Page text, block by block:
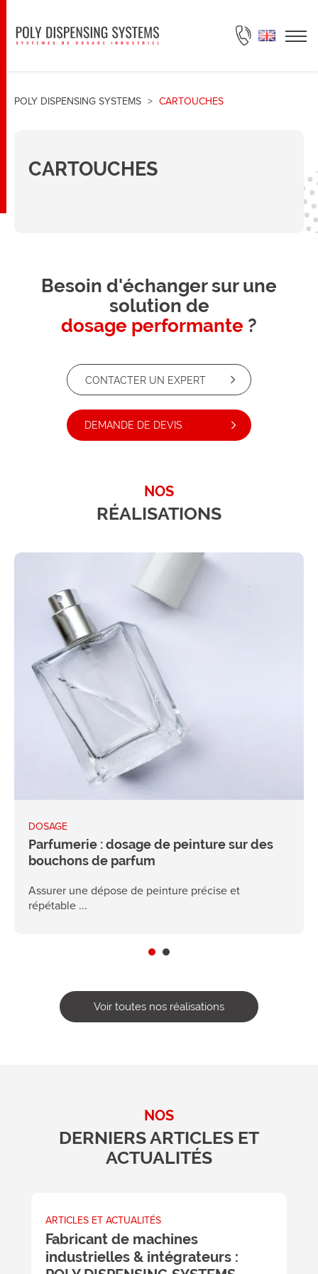
POLY DISPENSING SYSTEMS > CARTOUCHES
CARTOUCHES
Besoin d'échanger sur une
solution de
dosage performante ?
CONTACTER UN EXPERT
DEMANDE DE DEVIS
NOS
RÉALISATIONS
DOSAGE
Parfumerie : dosage de peinture sur des
bouchons de parfum
Assurer une dépose de peinture précise et
répétable ...
Voir toutes nos réalisations
NOS
DERNIERS ARTICLES ET
ACTUALITÉS
ARTICLES ET ACTUALITÉS
Fabricant de machines
industrielles & intégrateurs :